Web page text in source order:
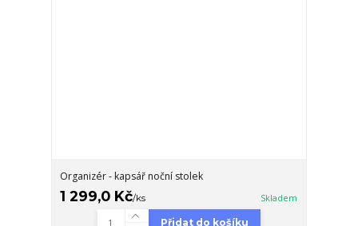
Organizér - kapsář noční stolek
1 299,0 Kč/ks Skladem
Přidat do košíku